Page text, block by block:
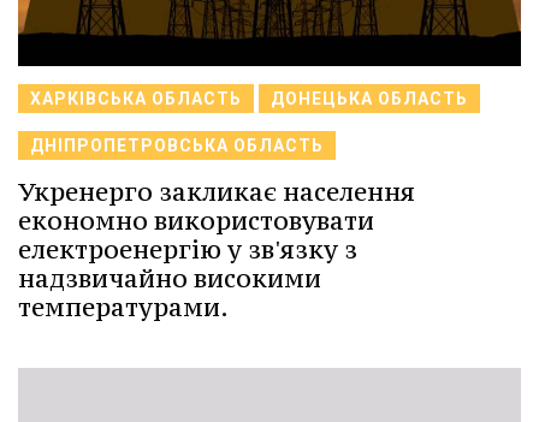
ХАРКІВСЬКА ОБЛАСТЬ ДОНЕЦЬКА ОБЛАСТЬ
ДНІПРОПЕТРОВСЬКА ОБЛАСТЬ
Укренерго закликає населення
економно використовувати
електроенергію у зв'язку з
надзвичайно високими
температурами.